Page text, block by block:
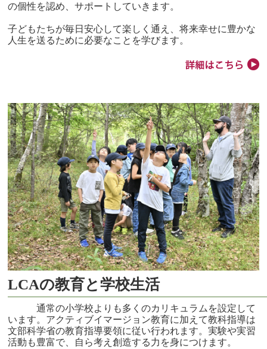
の個性を認め、サポートしていきます。
子どもたちが毎日安心して楽しく通え、将来幸せに豊かな
人生を送るために必要なことを学びます。
LCAの教育と学校生活
通常の小学校よりも多くのカリキュラムを設定して
います。アクティブイマージョン教育に加えて教科指導は
文部科学省の教育指導要領に従い行われます。実験や実習
活動も豊富で、自ら考え創造する力を身につけます。